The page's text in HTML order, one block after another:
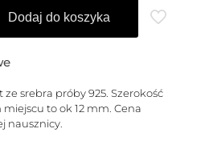
Dodaj do koszyka
srebra próby 925. Szerokość
to ok 12 mm. Cena
nausznicy.